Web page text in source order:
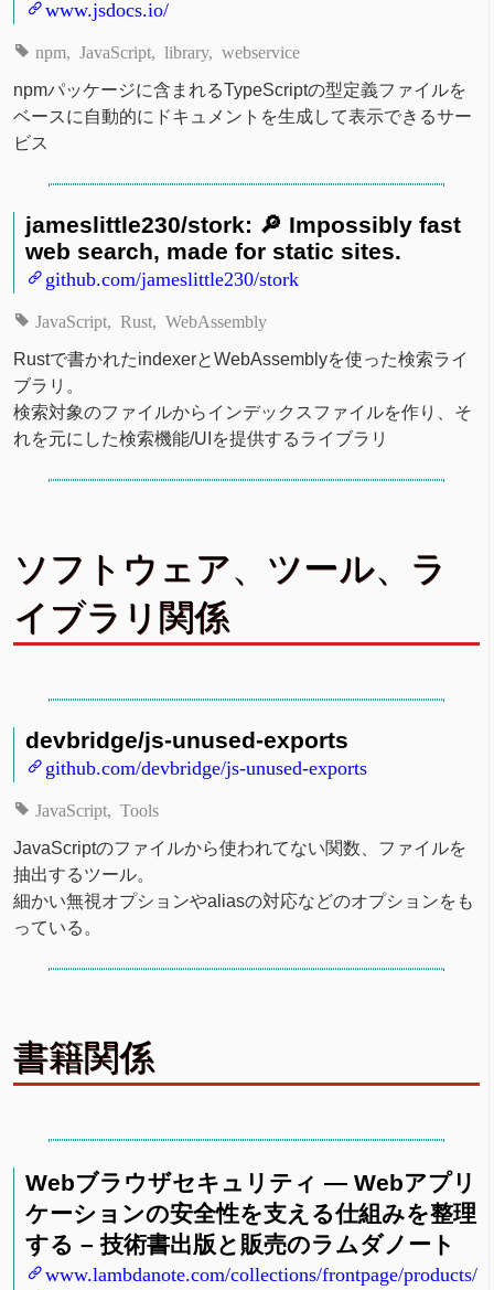
www.jsdocs.io/
npm JavaScript library webservice
npmパッケージに含まれるTypeScriptの型定義ファイルを
ベースに自動的にドキュメントを生成して表示できるサー
ビス
jameslittle230/stork: 🔎 Impossibly fast
web search, made for static sites.
github.com/jameslittle230/stork
JavaScript Rust WebAssembly
Rustで書かれたindexerとWebAssemblyを使った検索ライ
ブラリ。
検索対象のファイルからインデックスファイルを作り、そ
れを元にした検索機能/UIを提供するライブラリ
ソフトウェア、ツール、ラ
イブラリ関係
devbridge/js-unused-exports
github.com/devbridge/js-unused-exports
JavaScript Tools
JavaScriptのファイルから使われてない関数、ファイルを
抽出するツール。
細かい無視オプションやaliasの対応などのオプションをも
っている。
書籍関係
Webブラウザセキュリティ ― Webアプリ
ケーションの安全性を支える仕組みを整理
する – 技術書出版と販売のラムダノート
www.lambdanote.com/collections/frontpage/products/